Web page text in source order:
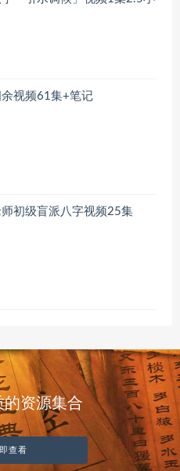
视频61集+笔记
初级盲派八字视频25集
的资源集合
查看